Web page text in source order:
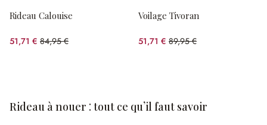
Rideau Calouise
51,71 € 84,95 €
(39.13%spared)
Voilage Tivoran
51,71 € 89,95 €
(42.51%spared)
Rideau à nouer : tout ce qu’il faut savoir